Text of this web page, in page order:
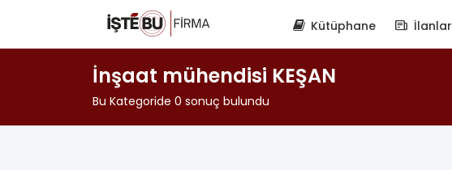
Kütüphane İlanlar
İnşaat mühendisi KEŞAN
Bu Kategoride 0 sonuç bulundu